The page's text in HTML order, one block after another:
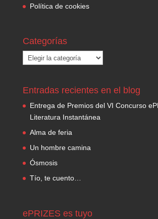
Política de cookies
Categorías
Categorías
Entradas recientes en el blog
Entrega de Premios del VI Concurso
Literatura Instantánea
Alma de feria
Un hombre camina
Ósmosis
Tío, te cuento…
ePRIZES es tuyo